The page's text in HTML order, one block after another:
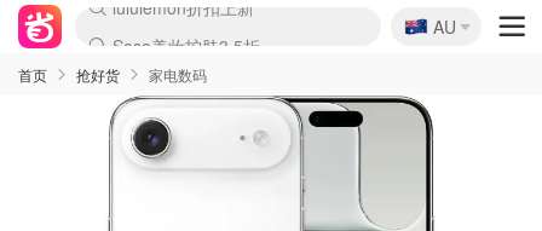
lululemon折扣上新
SSENSE年中3折
FreshBeauty好价汇总
Cettire降价+叠9折
Farfetch折上8折
WWS Coles超市实拍
viagogo二手票捡漏
Myer清仓1折起
The Outnet奢牌1折起
David Jones 3折起
Flannels大牌1折
Perfumes Club护肤1折
AMIRO返校季6.2折
Oweek抽奖送Airpods
Amazon折扣汇总
eToro入金$200送$50
Amazon数码好物
ICONIC本周7.5折
ThedoubleF高奢地板价
Moose Knuckles 6折
丝芙兰5折起
EUFY官网3.7折起
Selenichast首饰2折
Trip机票酒店促销
YSL送5件彩妆礼
Amazon家居好物
BIGBANG巡演开票
David Jones时尚3折
Amazon美妆护肤
雅漾大喷$8
过敏原检测盒$33
伊索独家赠50ml沐浴露
科颜氏清仓3折
SEALIFE海洋馆门票6折
丝塔芙大白罐$16
订阅Newsletter送香薰
Cult Beauty 6.8折
Harrods圣诞日历2.3折
LN-CC奢牌私促3折
d'Alba空姐喷雾$16
EVE LOM套装逆天2折
Bernardelli独家4折
Adore Beauty 6折起
CT圣诞日历
Mytheresa奢品2.7折
Luxury Escapes 9折
Currentbody美容仪9折
卡诗9折+赠4件礼
MOON Garden Live
ALLSAINTS美衣3折
Roborock扫地机3.7折
Tingo Life水杯$24
Valentino官网5折
CR洗发护发6.3折
🇦🇺
AU
首页 抢好货 家电数码